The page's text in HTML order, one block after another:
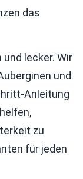
das
lecker. Wir
und
Anleitung
zu
für jeden